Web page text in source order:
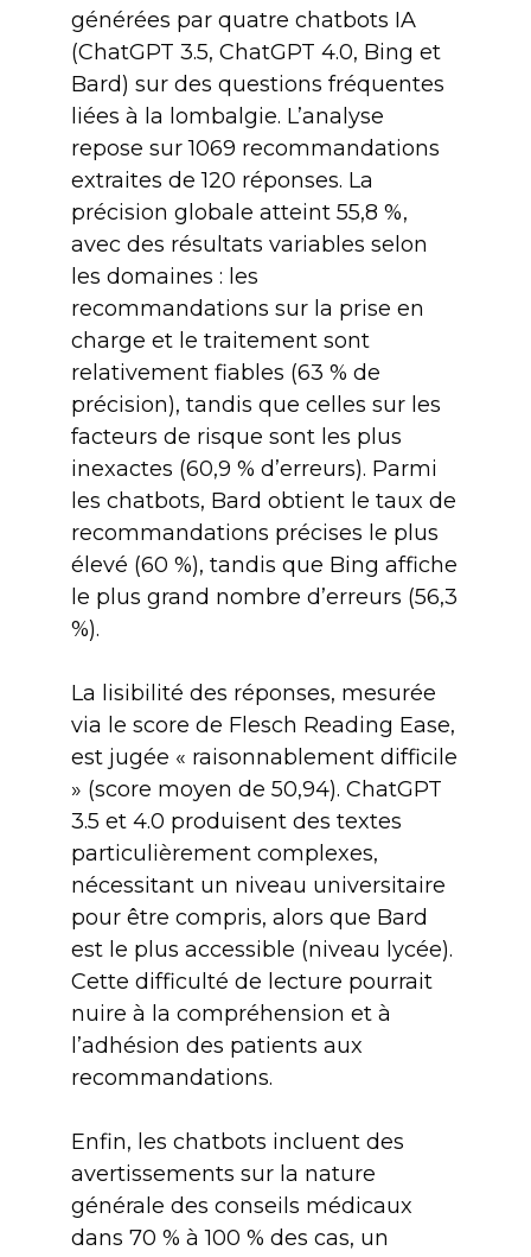
générées par quatre chatbots IA
(ChatGPT 3.5, ChatGPT 4.0, Bing et
Bard) sur des questions fréquentes
liées à la lombalgie. L’analyse
repose sur 1069 recommandations
extraites de 120 réponses. La
précision globale atteint 55,8 %,
avec des résultats variables selon
les domaines : les
recommandations sur la prise en
charge et le traitement sont
relativement fiables (63 % de
précision), tandis que celles sur les
facteurs de risque sont les plus
inexactes (60,9 % d’erreurs). Parmi
les chatbots, Bard obtient le taux de
recommandations précises le plus
élevé (60 %), tandis que Bing affiche
le plus grand nombre d’erreurs (56,3
%).
La lisibilité des réponses, mesurée
via le score de Flesch Reading Ease,
est jugée « raisonnablement difficile
» (score moyen de 50,94). ChatGPT
3.5 et 4.0 produisent des textes
particulièrement complexes,
nécessitant un niveau universitaire
pour être compris, alors que Bard
est le plus accessible (niveau lycée).
Cette difficulté de lecture pourrait
nuire à la compréhension et à
l’adhésion des patients aux
recommandations.
Enfin, les chatbots incluent des
avertissements sur la nature
générale des conseils médicaux
dans 70 % à 100 % des cas, un